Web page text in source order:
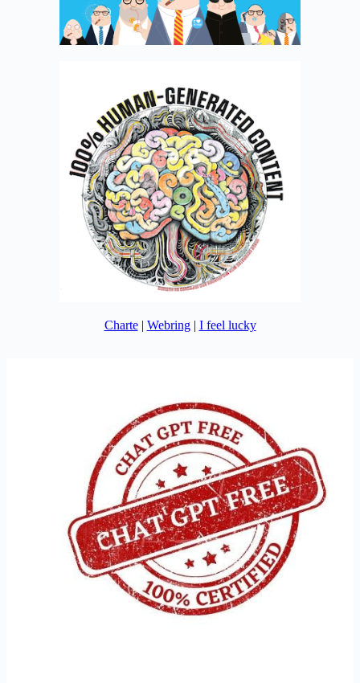
Charte| Webring| I feel lucky